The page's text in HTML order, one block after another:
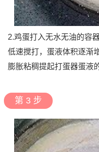
2.鸡蛋打入无水无油的容
低速搅打，蛋液体积逐渐
膨胀粘稠提起打蛋器蛋液
第 3 步